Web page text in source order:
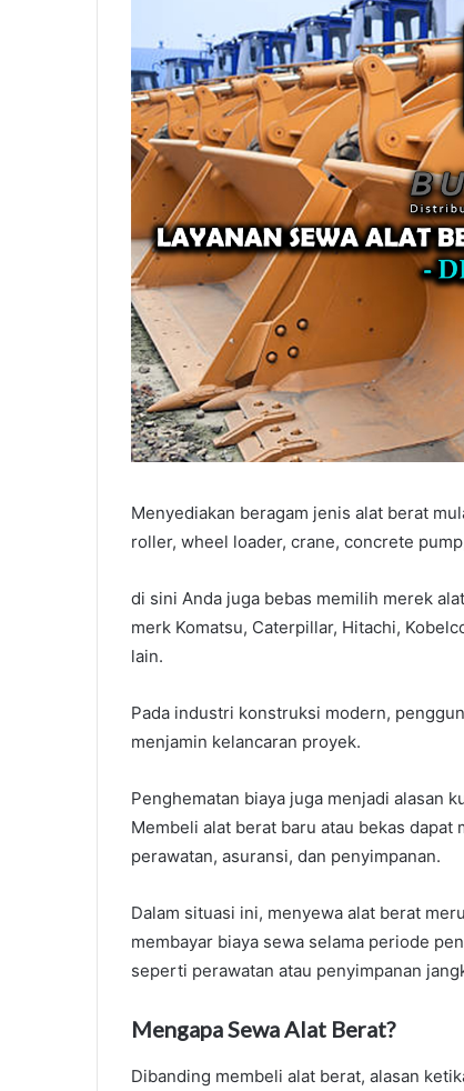
Menyediakan beragam jenis alat berat
roller, wheel loader, crane, concrete
di sini Anda juga bebas memilih merek
merk Komatsu, Caterpillar, Hitachi,
lain.
Pada industri konstruksi modern,
menjamin kelancaran proyek.
Penghematan biaya juga menjadi alasan
Membeli alat berat baru atau bekas
perawatan, asuransi, dan penyimpanan.
Dalam situasi ini, menyewa alat berat
membayar biaya sewa selama periode
seperti perawatan atau penyimpanan
Mengapa Sewa Alat Berat?
Dibanding membeli alat berat, alasan
Sewa
Alat
Berat
Tangerang
Januari 6, 2026
Sewa Alat Berat Tangerang